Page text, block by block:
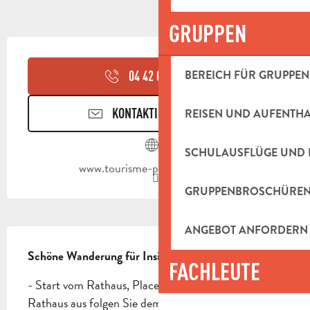
GRUPPEN
BEREICH FÜR GRUPPEN
REISEN UND
SCHULAUSFLÜGE UND
ANGEBOT ANFORDERN
FACHLEUTE
ÖFFNUNGSZEITEN &
04 42 03 49▒▒
KONTAKTIEREN SIE UNS
www.tourisme-paysdaubagne.fr
Schöne Wanderung für Insider.
- Start vom Rathaus, Place Stanislas Fabre. Vom
Rathaus aus folgen Sie dem Boulevard Gambetta in